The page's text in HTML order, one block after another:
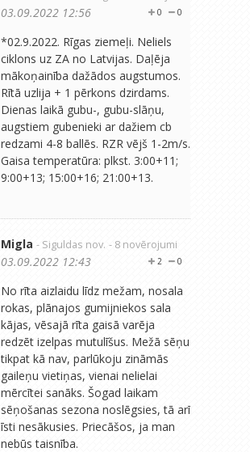
0
0
03.09.2022 12:56
*02.9.2022. Rīgas ziemeļi. Neliels
ciklons uz ZA no Latvijas. Daļēja
mākoņainība dažādos augstumos.
Rītā uzlija + 1 pērkons dzirdams.
Dienas laikā gubu-, gubu-slāņu,
augstiem gubenieki ar dažiem cb
redzami 4-8 ballēs. RZR vējš 1-2m/s.
Gaisa temperatūra: plkst. 3:00+11;
9:00+13; 15:00+16; 21:00+13.
Migla - Siguldas nov. - 8 novērojumi
0
2
03.09.2022 12:43
No rīta aizlaidu līdz mežam, nosala
rokas, plānajos gumijniekos sala
kājas, vēsajā rīta gaisā varēja
redzēt izelpas mutulīšus. Mežā sēņu
tikpat kā nav, parlūkoju zināmās
gaileņu vietiņas, vienai nelielai
mērcītei sanāks. Šogad laikam
sēņošanas sezona noslēgsies, tā arī
īsti nesākusies. Priecāšos, ja man
nebūs taisnība.